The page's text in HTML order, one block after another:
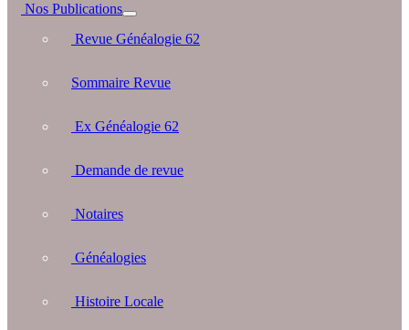
Nos Publications
Revue Généalogie 62
Sommaire Revue
Ex Généalogie 62
Demande de revue
Notaires
Généalogies
Histoire Locale